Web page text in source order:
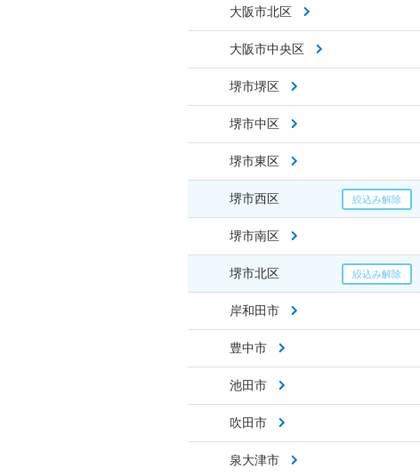
大阪市北区
大阪市中央区
堺市堺区
堺市中区
堺市東区
堺市西区
堺市南区
堺市北区
岸和田市
豊中市
池田市
吹田市
泉大津市